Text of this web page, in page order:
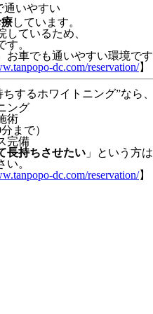
通いやすい
しています。
しているため、
。
お車でも通いやすい環境で
dc.com/reservation/】
するホワイトニング”なら
ング
術
まで）
完備
長持ちさせたい 」という方は
い。
dc.com/reservation/】